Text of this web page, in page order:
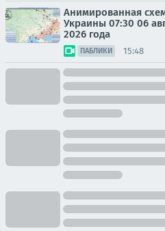
Анимированная
Украины 07:30 06
2026 года
ПАБЛИКИ 15:48